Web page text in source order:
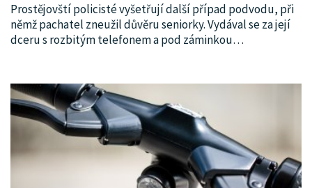
Prostějovští policisté vyšetřují další případ podvodu, při
němž pachatel zneužil důvěru seniorky. Vydával se za její
dceru s rozbitým telefonem a pod záminkou…